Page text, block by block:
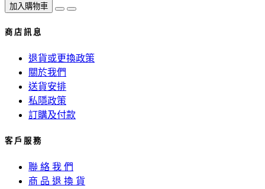
加入購物車
商 店 訊 息
退貨或更換政策
關於我們
送貨安排
私隱政策
訂購及付款
客 戶 服 務
聯 絡 我 們
商 品 退 換 貨